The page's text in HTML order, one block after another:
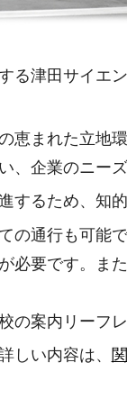
る津田サイエ
恵まれた立地
、企業のニー
するため、知
の通行も可能で
必要です。ま
の案内リーフレ
しい内容は、